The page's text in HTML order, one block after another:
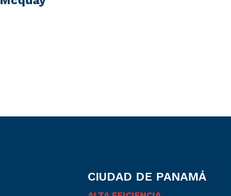
CIUDAD DE PANAMÁ